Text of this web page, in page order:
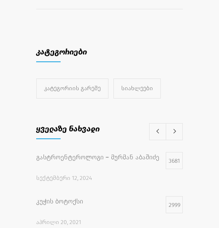
კატეგორიები
ᲙᲐᲢᲔᲒᲝᲠᲘᲘᲡ ᲒᲐᲠᲔᲨᲔ ᲡᲘᲐᲮᲚᲔᲔᲑᲘ
ყველაზე ნახვადი
გასტროენტეროლოგი – მურმან აბაშიძე 3681
ᲡᲔᲥᲢᲔᲛᲑᲔᲠᲘ 12, 2024
კუჭის ბოტოქსი 2999
ᲐᲞᲠᲘᲚᲘ 20, 2021